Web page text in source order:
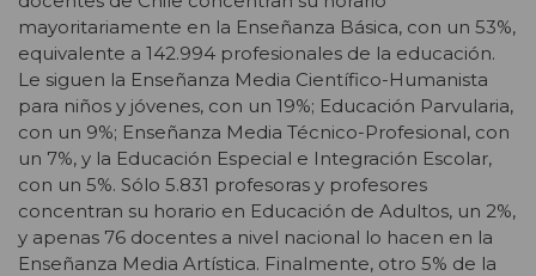
mayoritariamente en la Enseñanza Básica, con un 53%,
equivalente a 142.994 profesionales de la educación.
Le siguen la Enseñanza Media Científico-Humanista
para niños y jóvenes, con un 19%; Educación Parvularia,
con un 9%; Enseñanza Media Técnico-Profesional, con
un 7%, y la Educación Especial e Integración Escolar,
con un 5%. Sólo 5.831 profesoras y profesores
concentran su horario en Educación de Adultos, un 2%,
y apenas 76 docentes a nivel nacional lo hacen en la
Enseñanza Media Artística. Finalmente, otro 5% de la